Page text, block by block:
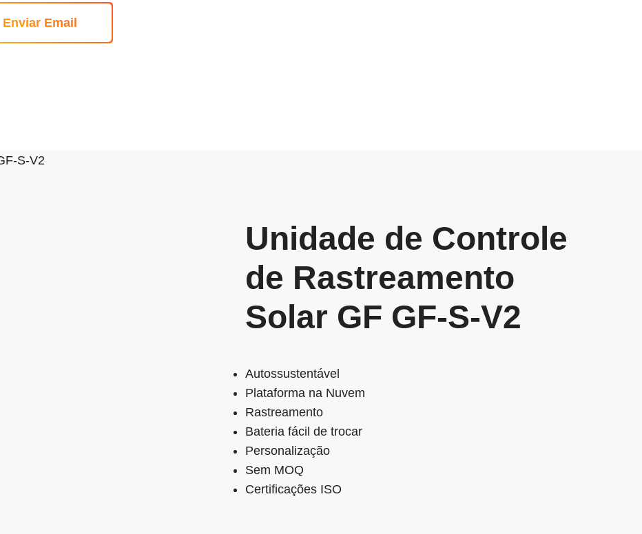
Enviar Email
Unidade de Controle
de Rastreamento
Solar GF GF-S-V2
Autossustentável
Plataforma na Nuvem
Rastreamento
Bateria fácil de trocar
Personalização
Sem MOQ
Certificações ISO